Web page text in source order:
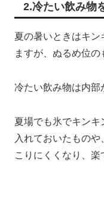
2.冷たい飲み物
夏の暑いときはキン
ますが、ぬるめ位の
冷たい飲み物は内部
夏場でも氷でキンキ
入れておいたものや
こりにくくなり、楽